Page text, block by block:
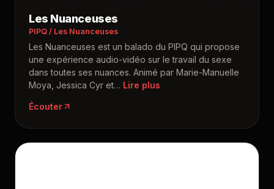
Les Nuanceuses
PIPQ / Les Nuanceuses
Les Nuanceuses est un balado du PIPQ qui propose
une expérience audio-vidéo sur le travail du sexe
dans toutes ses nuances. Animé par Marie-Manuelle
Moya, Jessica Cyr et…
Écouter